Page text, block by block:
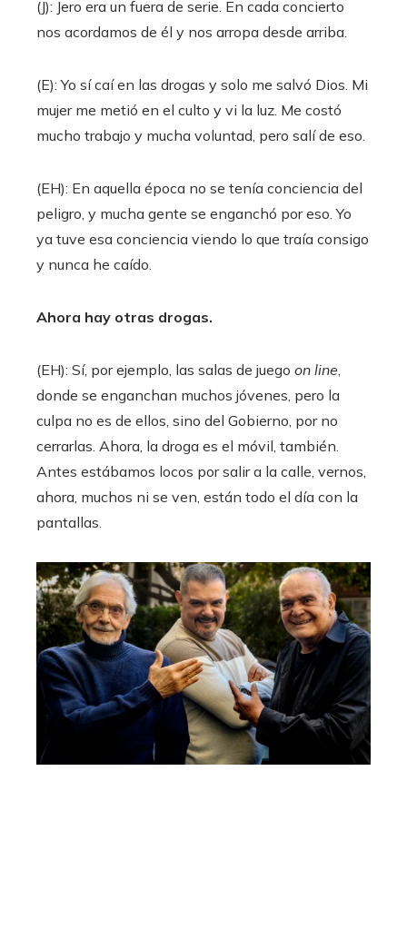
(J): Jero era un fuera de serie. En cada concierto
nos acordamos de él y nos arropa desde arriba.
(E): Yo sí caí en las drogas y solo me salvó Dios. Mi
mujer me metió en el culto y vi la luz. Me costó
mucho trabajo y mucha voluntad, pero salí de eso.
(EH): En aquella época no se tenía conciencia del
peligro, y mucha gente se enganchó por eso. Yo
ya tuve esa conciencia viendo lo que traía consigo
y nunca he caído.
Ahora hay otras drogas.
(EH): Sí, por ejemplo, las salas de juego on line
donde se enganchan muchos jóvenes, pero la
culpa no es de ellos, sino del Gobierno, por no
cerrarlas. Ahora, la droga es el móvil, también.
Antes estábamos locos por salir a la calle, vernos,
ahora, muchos ni se ven, están todo el día con la
pantallas.